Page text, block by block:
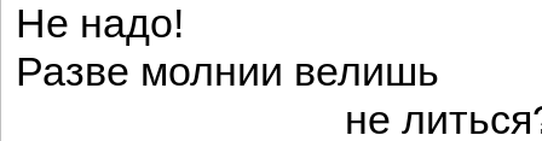
Не надо!
Разве молнии велишь
не